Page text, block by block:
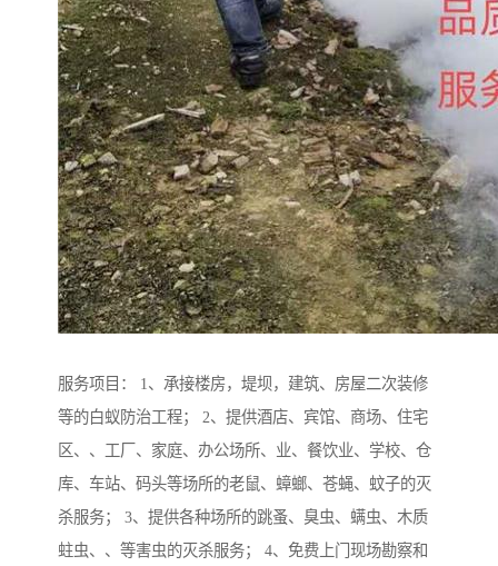
服务项目： 1、承接楼房，堤坝，建筑、房屋二次装修
等的白蚁防治工程； 2、提供酒店、宾馆、商场、住宅
区、、工厂、家庭、办公场所、业、餐饮业、学校、仓
库、车站、码头等场所的老鼠、蟑螂、苍蝇、蚊子的灭
杀服务； 3、提供各种场所的跳蚤、臭虫、螨虫、木质
蛀虫、、等害虫的灭杀服务； 4、免费上门现场勘察和